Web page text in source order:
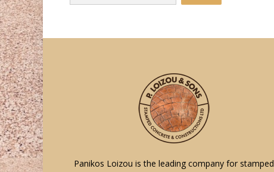
Panikos Loizou is the leading company for stamped